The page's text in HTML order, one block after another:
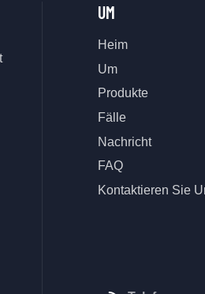
UM
Heim
Um
Produkte
Fälle
Nachricht
FAQ
Kontaktieren Sie